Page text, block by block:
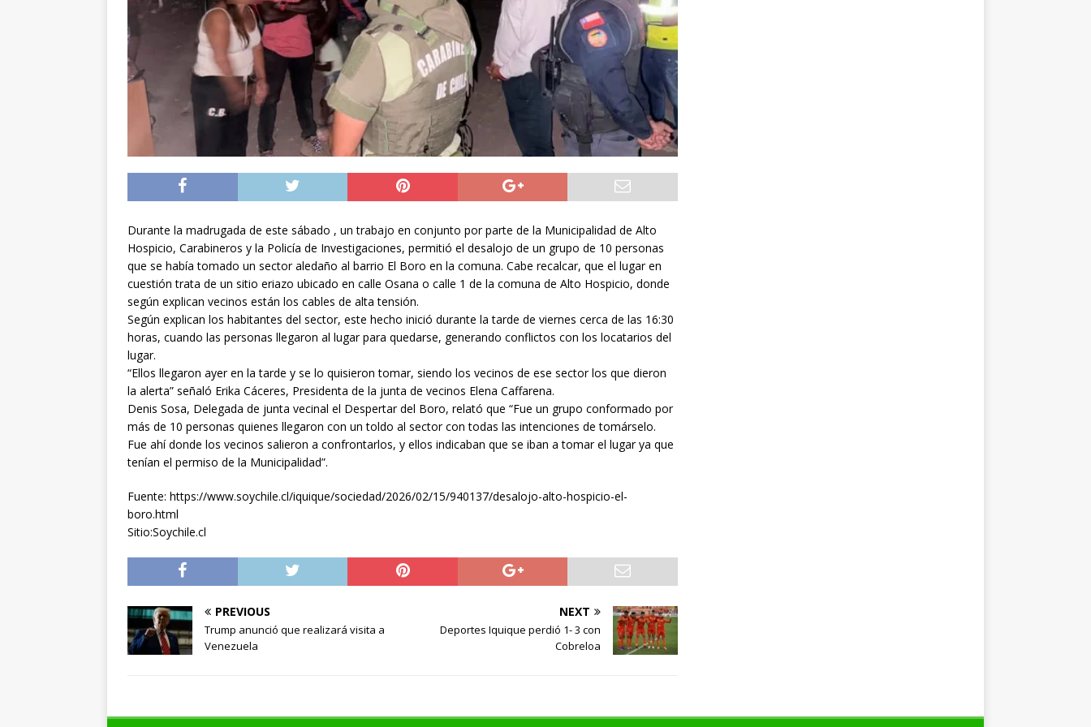
[ 05/08/2026 ] Diputado Álvaro Jofre alerta por el futuro del Casino Municipal de
Iquique
DEPORTES
[ 05/08/2026 ] Concejo Municipal aprueba proyecto para mejorar el alumbrado
público del sector El Boro
ALTO HOSPICIO
[ 06/08/2026 ]
El papa León XIV viajará a Uruguay, Argentina y Perú del 6 al 17 de
noviembre
INTERNACIONAL
Durante la madrugada de este sábado , un trabajo en conjunto por parte de la Municipalidad de Alto
Hospicio, Carabineros y la Policía de Investigaciones, permitió el desalojo de un grupo de 10 personas
que se había tomado un sector aledaño al barrio El Boro en la comuna. Cabe recalcar, que el lugar en
cuestión trata de un sitio eriazo ubicado en calle Osana o calle 1 de la comuna de Alto Hospicio, donde
según explican vecinos están los cables de alta tensión.
Según explican los habitantes del sector, este hecho inició durante la tarde de viernes cerca de las 16:30
horas, cuando las personas llegaron al lugar para quedarse, generando conflictos con los locatarios del
lugar.
“Ellos llegaron ayer en la tarde y se lo quisieron tomar, siendo los vecinos de ese sector los que dieron
la alerta” señaló Erika Cáceres, Presidenta de la junta de vecinos Elena Caffarena.
Denis Sosa, Delegada de junta vecinal el Despertar del Boro, relató que “Fue un grupo conformado por
más de 10 personas quienes llegaron con un toldo al sector con todas las intenciones de tomárselo.
Fue ahí donde los vecinos salieron a confrontarlos, y ellos indicaban que se iban a tomar el lugar ya que
tenían el permiso de la Municipalidad”.
Fuente: https://www.soychile.cl/iquique/sociedad/2026/02/15/940137/desalojo-alto-hospicio-el-
boro.html
Sitio:Soychile.cl
PREVIOUS
Trump anunció que realizará visita a
Venezuela
NEXT
Deportes Iquique perdió 1- 3 con
Cobreloa